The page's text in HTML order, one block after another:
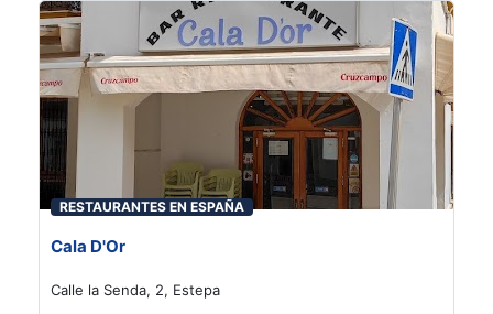
RESTAURANTES EN ESPAÑA
Cala D'Or
Calle la Senda, 2, Estepa